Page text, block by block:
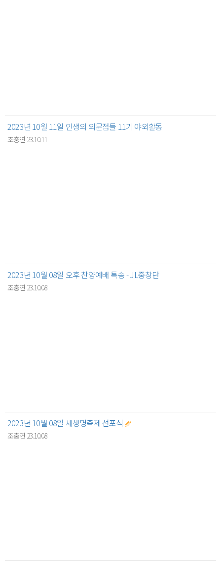
2023년 10월 11일 인생의 의문점들 11기 야외활동
조충연 23.10.11
2023년 10월 08일 오후 찬양예배 특송 - JL중창단
조충연 23.10.08
2023년 10월 08일 새생명축제 선포식
조충연 23.10.08